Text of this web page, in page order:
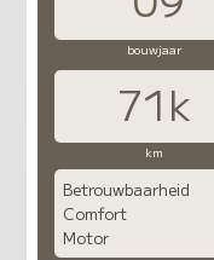
bouwjaar
71k
km
Betrouwbaarheid
Comfort
Motor